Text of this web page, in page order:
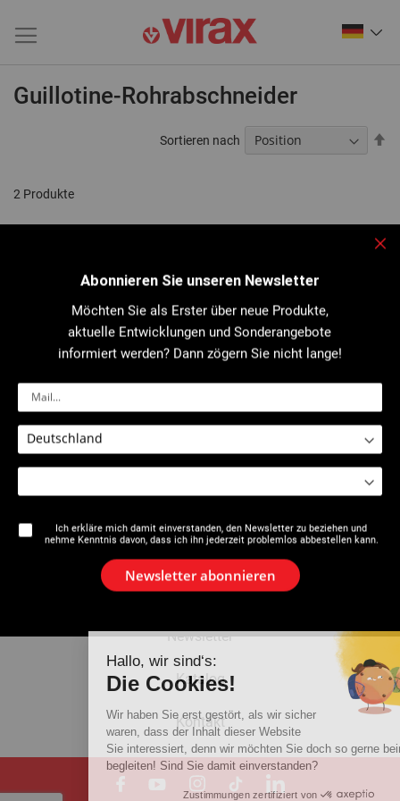
Guillotine-Rohrabschneider
2 Produkte
Sortieren nach
Die Marke
Aktuelles
Newsletter
Katalog
Kontakt
Abonnieren Sie unseren Newsletter
Möchten Sie als Erster über neue Produkte,
aktuelle Entwicklungen und Sonderangebote
informiert werden? Dann zögern Sie nicht lange!
Ich erkläre mich damit einverstanden, den Newsletter zu beziehen und
nehme Kenntnis davon, dass ich ihn jederzeit problemlos abbestellen kann.
Newsletter abonnieren
Hallo, wir sind‘s:
Die Cookies!
Wir haben Sie erst gestört, als wir sicher
waren, dass der Inhalt dieser Website
Sie interessiert, denn wir möchten Sie doch so gerne beim Surfen
begleiten! Sind Sie damit einverstanden?
Zustimmungen zertifiziert von